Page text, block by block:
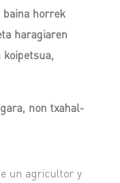
baina horrek
haragiaren
non txahal-
un agricultor y